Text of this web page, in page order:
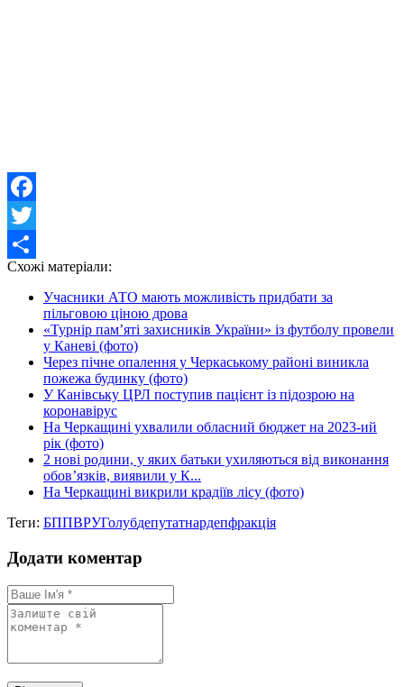
Facebook
Twitter
Share
Схожі матеріали:
Учасники АТО мають можливість придбати за
пільговою ціною дрова
«Турнір пам’яті захисників України» із футболу провели
у Каневі (фото)
Через пічне опалення у Черкаському районі виникла
пожежа будинку (фото)
У Канівську ЦРЛ поступив пацієнт із підозрою на
коронавірус
На Черкащині ухвалили обласний бюджет на 2023-ий
рік (фото)
2 нові родини, у яких батьки ухиляються від виконання
обов’язків, виявили у К...
На Черкащині викрили крадіїв лісу (фото)
Теги: БППВРУГолубдепутатнардепфракція
Додати коментар